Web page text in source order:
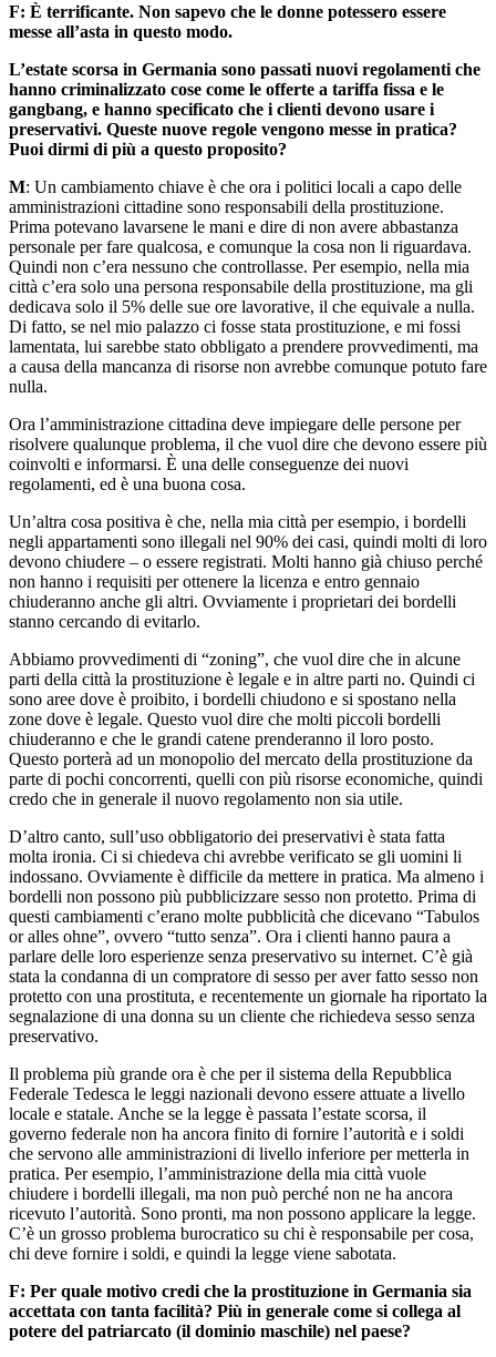
F: È terrificante. Non sapevo che le donne potessero essere
messe all’asta in questo modo.
L’estate scorsa in Germania sono passati nuovi regolamenti che
hanno criminalizzato cose come le offerte a tariffa fissa e le
gangbang, e hanno specificato che i clienti devono usare i
preservativi. Queste nuove regole vengono messe in pratica?
Puoi dirmi di più a questo proposito?
M: Un cambiamento chiave è che ora i politici locali a capo delle
amministrazioni cittadine sono responsabili della prostituzione.
Prima potevano lavarsene le mani e dire di non avere abbastanza
personale per fare qualcosa, e comunque la cosa non li riguardava.
Quindi non c’era nessuno che controllasse. Per esempio, nella mia
città c’era solo una persona responsabile della prostituzione, ma gli
dedicava solo il 5% delle sue ore lavorative, il che equivale a nulla.
Di fatto, se nel mio palazzo ci fosse stata prostituzione, e mi fossi
lamentata, lui sarebbe stato obbligato a prendere provvedimenti, ma
a causa della mancanza di risorse non avrebbe comunque potuto fare
nulla.
Ora l’amministrazione cittadina deve impiegare delle persone per
risolvere qualunque problema, il che vuol dire che devono essere più
coinvolti e informarsi. È una delle conseguenze dei nuovi
regolamenti, ed è una buona cosa.
Un’altra cosa positiva è che, nella mia città per esempio, i bordelli
negli appartamenti sono illegali nel 90% dei casi, quindi molti di loro
devono chiudere – o essere registrati. Molti hanno già chiuso perché
non hanno i requisiti per ottenere la licenza e entro gennaio
chiuderanno anche gli altri. Ovviamente i proprietari dei bordelli
stanno cercando di evitarlo.
Abbiamo provvedimenti di “zoning”, che vuol dire che in alcune
parti della città la prostituzione è legale e in altre parti no. Quindi ci
sono aree dove è proibito, i bordelli chiudono e si spostano nella
zone dove è legale. Questo vuol dire che molti piccoli bordelli
chiuderanno e che le grandi catene prenderanno il loro posto.
Questo porterà ad un monopolio del mercato della prostituzione da
parte di pochi concorrenti, quelli con più risorse economiche, quindi
credo che in generale il nuovo regolamento non sia utile.
D’altro canto, sull’uso obbligatorio dei preservativi è stata fatta
molta ironia. Ci si chiedeva chi avrebbe verificato se gli uomini li
indossano. Ovviamente è difficile da mettere in pratica. Ma almeno i
bordelli non possono più pubblicizzare sesso non protetto. Prima di
questi cambiamenti c’erano molte pubblicità che dicevano “Tabulos
or alles ohne”, ovvero “tutto senza”. Ora i clienti hanno paura a
parlare delle loro esperienze senza preservativo su internet. C’è già
stata la condanna di un compratore di sesso per aver fatto sesso non
protetto con una prostituta, e recentemente un giornale ha riportato la
segnalazione di una donna su un cliente che richiedeva sesso senza
preservativo.
Il problema più grande ora è che per il sistema della Repubblica
Federale Tedesca le leggi nazionali devono essere attuate a livello
locale e statale. Anche se la legge è passata l’estate scorsa, il
governo federale non ha ancora finito di fornire l’autorità e i soldi
che servono alle amministrazioni di livello inferiore per metterla in
pratica. Per esempio, l’amministrazione della mia città vuole
chiudere i bordelli illegali, ma non può perché non ne ha ancora
ricevuto l’autorità. Sono pronti, ma non possono applicare la legge.
C’è un grosso problema burocratico su chi è responsabile per cosa,
chi deve fornire i soldi, e quindi la legge viene sabotata.
F: Per quale motivo credi che la prostituzione in Germania sia
accettata con tanta facilità? Più in generale come si collega al
potere del patriarcato (il dominio maschile) nel paese?